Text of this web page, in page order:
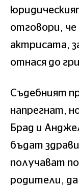
отговори,
актрисата,
отнася до
Съдебният
напрегнат,
Брад и
бъдат
получават
родители,